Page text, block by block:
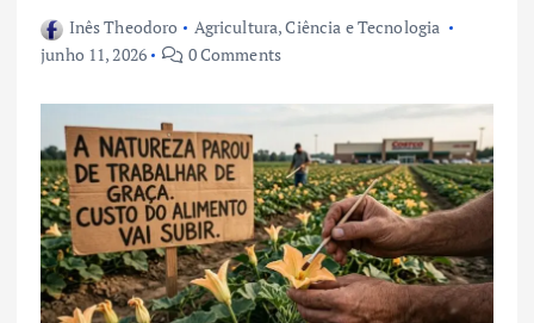
Inês Theodoro Agricultura,Ciência e Tecnologia
junho 11, 2026
0 Comments